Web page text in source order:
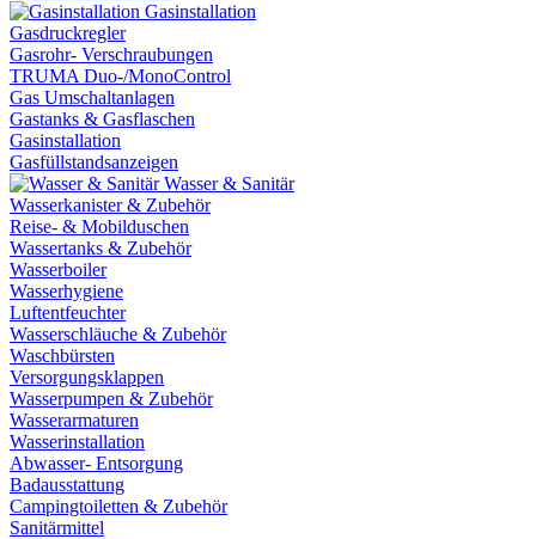
Gasinstallation
Gasdruckregler
Gasrohr- Verschraubungen
TRUMA Duo-/MonoControl
Gas Umschaltanlagen
Gastanks & Gasflaschen
Gasinstallation
Gasfüllstandsanzeigen
Wasser & Sanitär
Wasserkanister & Zubehör
Reise- & Mobilduschen
Wassertanks & Zubehör
Wasserboiler
Wasserhygiene
Luftentfeuchter
Wasserschläuche & Zubehör
Waschbürsten
Versorgungsklappen
Wasserpumpen & Zubehör
Wasserarmaturen
Wasserinstallation
Abwasser- Entsorgung
Badausstattung
Campingtoiletten & Zubehör
Sanitärmittel